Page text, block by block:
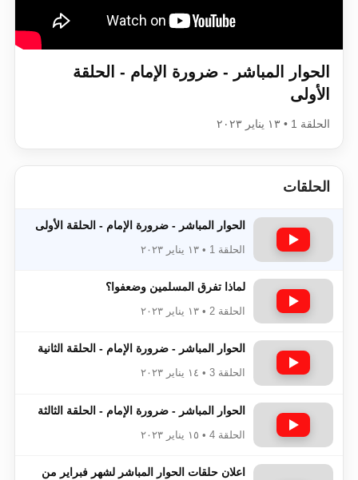
اقرأ هذا الكتاب وتعرّف على حقيقة
الحوار المباشر - ضرورة الإمام - الحلقة
الأولى
الحلقة 1 • ١٣ يناير ٢٠٢٣
الحلقات
الحوار المباشر - ضرورة الإمام - الحلقة الأولى
الحلقة 1 • ١٣ يناير ٢٠٢٣
لماذا تفرق المسلمين وضعفوا؟
الحلقة 2 • ١٣ يناير ٢٠٢٣
الحوار المباشر - ضرورة الإمام - الحلقة الثانية
الحلقة 3 • ١٤ يناير ٢٠٢٣
الحوار المباشر - ضرورة الإمام - الحلقة الثالثة
الحلقة 4 • ١٥ يناير ٢٠٢٣
اعلان حلقات الحوار المباشر لشهر فبراير من